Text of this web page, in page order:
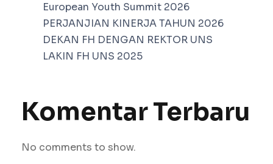
European Youth Summit 2026
PERJANJIAN KINERJA TAHUN 2026
DEKAN FH DENGAN REKTOR UNS
LAKIN FH UNS 2025
Komentar Terbaru
No comments to show.